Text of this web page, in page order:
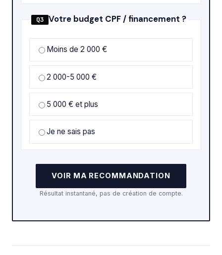
Q3 Votre budget CPF / financement ?
Moins de 2 000 €
2 000-5 000 €
5 000 € et plus
Je ne sais pas
VOIR MA RECOMMANDATION
Résultat instantané, pas de création de compte.